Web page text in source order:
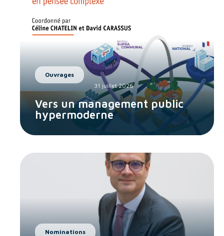
Ouvrages
31 juillet 2026
Vers un management public
hypermoderne
Nominations